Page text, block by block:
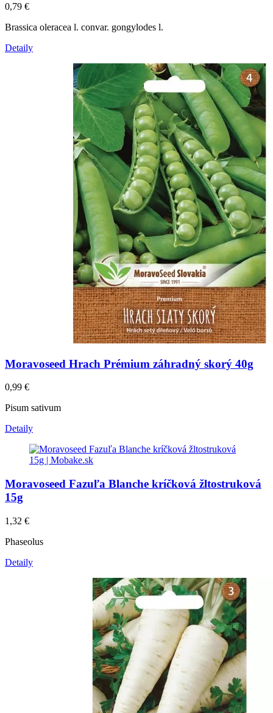
0,79 €
Brassica oleracea l. convar. gongylodes l.
Detaily
Moravoseed Hrach Prémium záhradný skorý 40g
0,99 €
Pisum sativum
Detaily
Moravoseed Fazuľa Blanche kríčková žltostruková
15g
1,32 €
Phaseolus
Detaily